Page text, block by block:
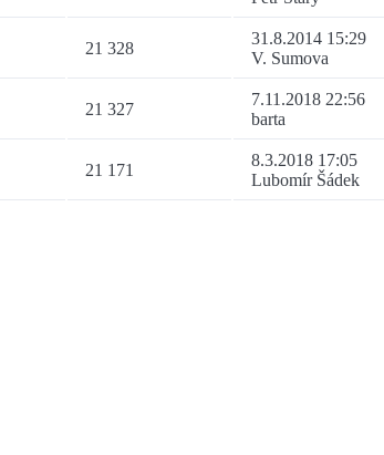
21 328
31.8.2014 15:29
V. Sumova
21 327
7.11.2018 22:56
barta
21 171
8.3.2018 17:05
Lubomír Šádek